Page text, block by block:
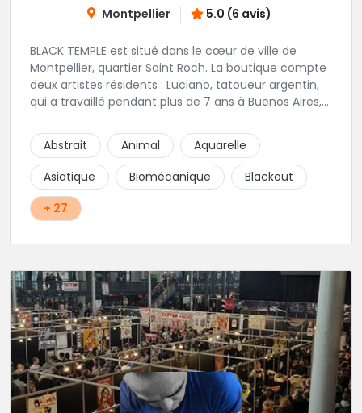
Montpellier 5.0 (6 avis)
BLACK TEMPLE est situé dans le cœur de ville de
Montpellier, quartier Saint Roch. La boutique compte
deux artistes résidents : Luciano, tatoueur argentin,
qui a travaillé pendant plus de 7 ans à Buenos Aires,
qui a travaillé dans plusieurs boutiques de la ville
avant de rejoindre notre équipe. La boutique
accueille plusieurs artistes tatoueurs en tant que
guests tout au long de l'année afin de proposer
d'autres styles.
Abstrait Animal
Aquarelle
Asiatique
Biomécanique
Blackout
+ 27